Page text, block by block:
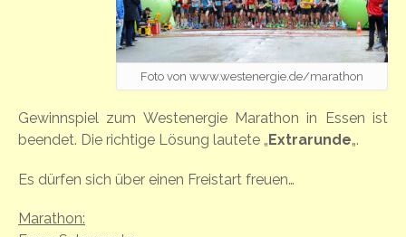
Foto von www.westenergie.de/marathon
Gewinnspiel zum Westenergie Marathon in Essen ist
beendet. Die richtige Lösung lautete „ Extrarunde„.
Es dürfen sich über einen Freistart freuen…
Marathon: